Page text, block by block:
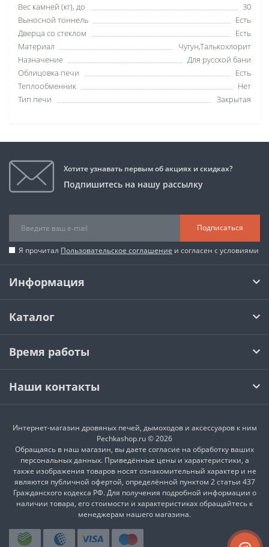
Вес камней (кг), до
30
Выносной тоннель
Есть
Дверца со стеклом
Есть
Материал
Чугун,Талькохлорит
Назначение
Для русской бани
Облицовка печи
Есть
Теплообменник
Нет
Тип печи
Закрытая
Хотите узнавать первым об акциях и скидках?
Подпишитесь на нашу рассылку
Подписаться
Я прочитал Пользовательское соглашение и согласен с условиями
Информация
Каталог
Время работы
Наши контакты
Интернет-магазин дровяных печей, дымоходов и аксессуаров к ним
Pechkashop.ru © 2026
Обращаясь в наш магазин, вы даете согласие на обработку ваших
персональных данных. Приведённые цены и характеристики, а
также изображения товаров носят ознакомительный характер и не
являются публичной офертой, определённой пунктом 2 статьи 437
Гражданского кодекса РФ. Для получения подробной информации о
наличии товара, его стоимости и характеристиках обращайтесь к
менеджерам нашего магазина.